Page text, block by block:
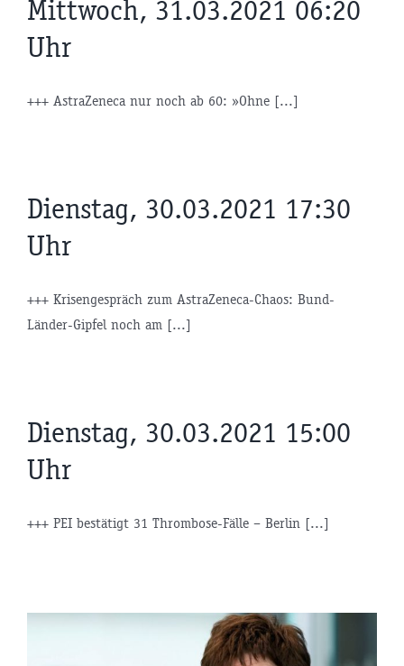
Mittwoch, 31.03.2021 06:20
Uhr
+++ AstraZeneca nur noch ab 60: »Ohne [...]
Dienstag, 30.03.2021 17:30
Uhr
+++ Krisengespräch zum AstraZeneca-Chaos: Bund-
Länder-Gipfel noch am [...]
Dienstag, 30.03.2021 15:00
Uhr
+++ PEI bestätigt 31 Thrombose-Fälle – Berlin [...]